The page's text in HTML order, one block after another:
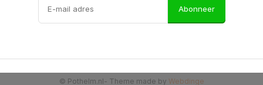
Abonneer
© Pothelm.nl- Theme made by Webdinge